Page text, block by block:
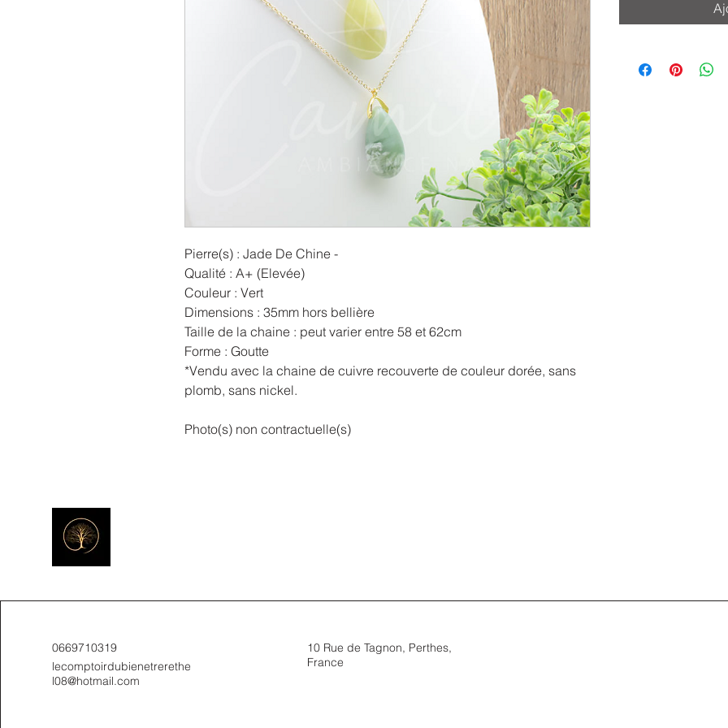
Pierre(s) : Jade De Chine -
Qualité : A+ (Elevée)
Couleur : Vert
Dimensions : 35mm hors bellière
Taille de la chaine : peut varier entre 58 et 62cm
Forme : Goutte
*Vendu avec la chaine de cuivre recouverte de couleur dorée, sans
plomb, sans nickel.
Photo(s) non contractuelle(s)
0669710319
lecomptoirdubienetrerethe
l08@hotmail.com
10 Rue de Tagnon, Perthes,
France